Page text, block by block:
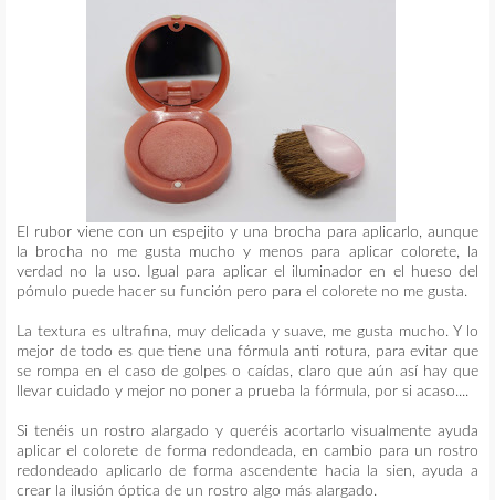
El rubor viene con un espejito y una brocha para aplicarlo, aunque
la brocha no me gusta mucho y menos para aplicar colorete, la
verdad no la uso. Igual para aplicar el iluminador en el hueso del
pómulo puede hacer su función pero para el colorete no me gusta.
La textura es ultrafina, muy delicada y suave, me gusta mucho. Y lo
mejor de todo es que tiene una fórmula anti rotura, para evitar que
se rompa en el caso de golpes o caídas, claro que aún así hay que
llevar cuidado y mejor no poner a prueba la fórmula, por si acaso....
Si tenéis un rostro alargado y queréis acortarlo visualmente ayuda
aplicar el colorete de forma redondeada, en cambio para un rostro
redondeado aplicarlo de forma ascendente hacia la sien, ayuda a
crear la ilusión óptica de un rostro algo más alargado.